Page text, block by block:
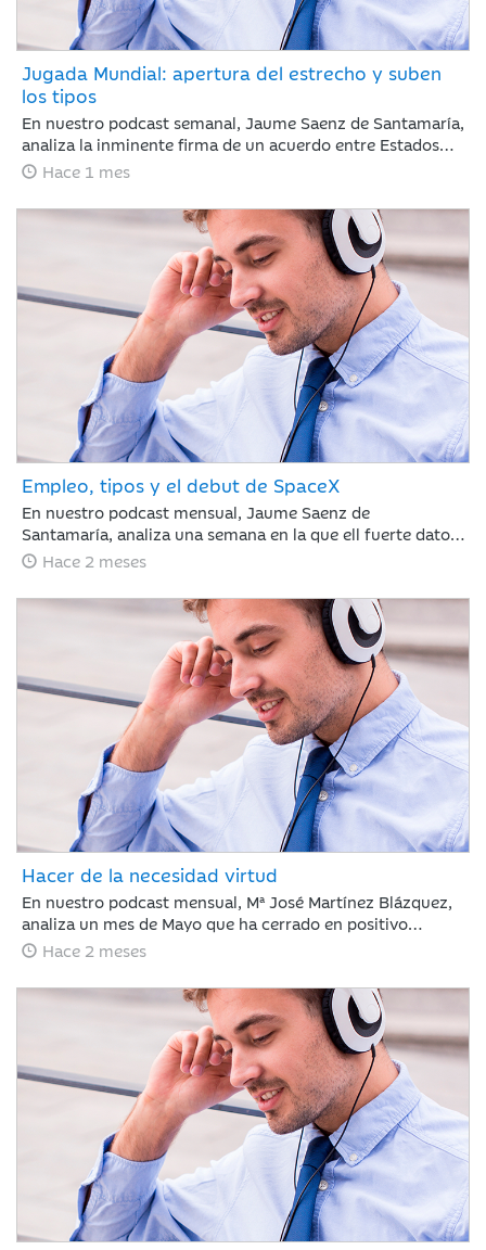
Jugada Mundial: apertura del estrecho y suben
los tipos
En nuestro podcast semanal, Jaume Saenz de Santamaría,
analiza la inminente firma de un acuerdo entre Estados
Unidos e Irán. El acuerdo reduce el riesgo geopolítico y
de Ormúz como principal catalizador, una caída del brent
hasta 82 dólares y un comportamiento positivo de la
renta variable, especialmente en Nasdaq. En este
contexto, la atención del inversor se desplaza desde
Oriente Medio hacia la política monetaria, con el BCE
ejecutando una subida de 25 puntos básicos y el foco
puesto ahora en el calendario de próximos movimientos
tanto en Europa como en Estados Unidos.
Hace 1 mes
Empleo, tipos y el debut de SpaceX
En nuestro podcast mensual, Jaume Saenz de
Santamaría, analiza una semana en la que ell fuerte dato
de empleo en EE. UU. ha frenado el optimismo del Nasdaq
por la inflación, justo antes del debut de SpaceX. Esta
volatilidad contrasta con la estabilidad del crudo y la
rotación hacia el consumo básico, mientras los inversores
asumen un escenario de endurecimiento monetario.
Hace 2 meses
Hacer de la necesidad virtud
En nuestro podcast mensual, Mª José Martínez Blázquez,
analiza un mes de Mayo que ha cerrado en positivo
impulsado por resultados corporativos y el auge global de
reducirse la tensión en el estrecho de Ormuz, mientras
que la renta fija mostró recuperación ante la
estabilización de la deuda pública. En este contexto, el
mercado demostró ser caprichoso, haciendo clave ignorar
el ruido a corto plazo.
Hace 2 meses